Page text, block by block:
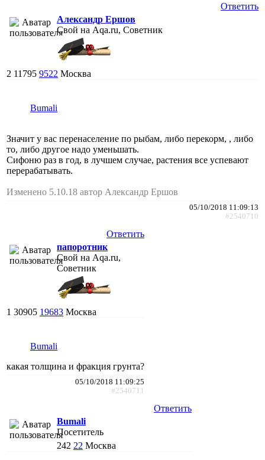
Ответить
Александр Ершов
Свой на Aqa.ru, Советник
2 11795 9522 Москва
Bumali
Значит у вас перенаселение по рыбам, либо перекорм, , либо
то, либо другое надо уменьшать.
Сифоню раз в год, в лучшем случае, растения все успевают
перерабатывать.
Изменено 5.10.18 автор Александр Ершов
05/10/2018 11:09:13
#2540710
Ответить
папоротник
Свой на Aqa.ru,
Советник
1 30905 19683 Москва
Bumali
какая толщина и фракция грунта?
05/10/2018 11:09:25
#2540711
Ответить
Bumali
Посетитель
242 22 Москва